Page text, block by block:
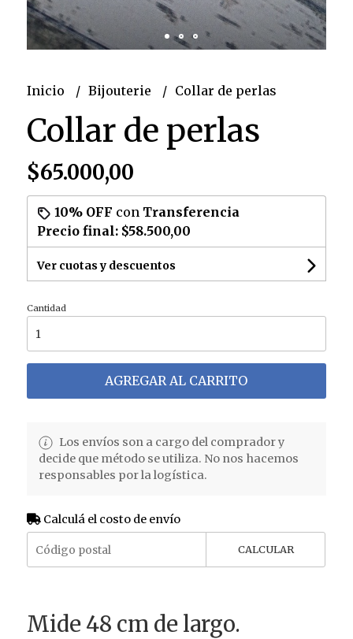
Inicio Bijouterie Collar de perlas
Collar de perlas
$65.000,00
10% OFF con Transferencia
Precio final: $58.500,00
Ver cuotas y descuentos
Cantidad
AGREGAR AL CARRITO
Los envíos son a cargo del comprador y
decide que método se utiliza. No nos hacemos
responsables por la logística.
Calculá el costo de envío
CALCULAR
Mide 48 cm de largo.